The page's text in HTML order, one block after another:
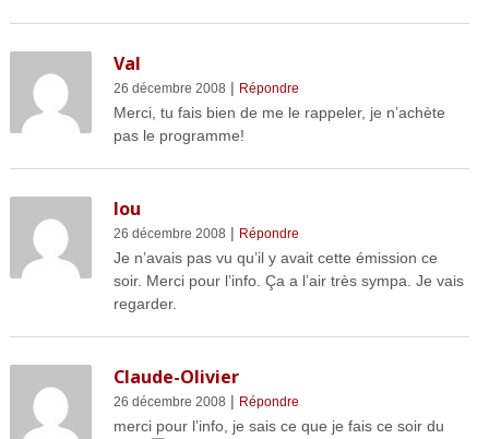
Val
26 décembre 2008 | Répondre
Merci, tu fais bien de me le rappeler, je n’achète
pas le programme!
lou
26 décembre 2008 | Répondre
Je n’avais pas vu qu’il y avait cette émission ce
soir. Merci pour l’info. Ça a l’air très sympa. Je vais
regarder.
Claude-Olivier
26 décembre 2008 | Répondre
merci pour l’info, je sais ce que je fais ce soir du